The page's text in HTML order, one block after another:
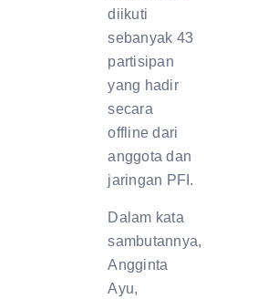
diikuti
sebanyak 43
partisipan
yang hadir
secara
offline dari
anggota dan
jaringan PFI.
Dalam kata
sambutannya,
Angginta
Ayu,